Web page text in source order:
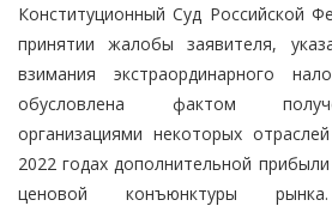
Конституционный Суд Российской
принятии жалобы заявителя,
взимания экстраординарного
обусловлена фактом
организациями некоторых
2022 годах дополнительной
ценовой конъюнктуры